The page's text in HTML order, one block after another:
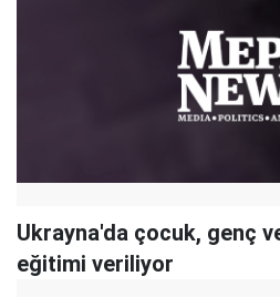
Ukrayna'da çocuk, genç
eğitimi veriliyor